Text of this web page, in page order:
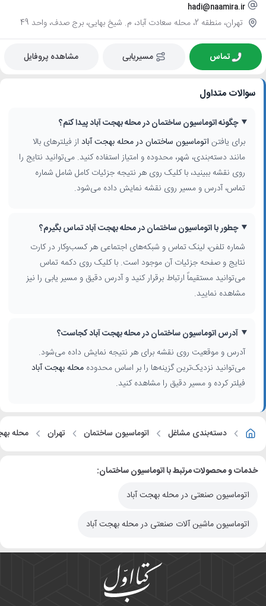
hadi@naamira.ir
تهران، منطقه 2، محله سعادت آباد، م. شیخ بهایی، برج صدف، واحد 49
تماس مسیریابی مشاهده پروفایل
سوالات متداول
چگونه اتوماسیون ساختمان در محله بهجت آباد پیدا کنم؟
برای یافتن اتوماسیون ساختمان در محله بهجت آباد از فیلترهای بالا
مانند دسته‌بندی، شهر، محدوده و امتیاز استفاده کنید. می‌توانید نتایج را
روی نقشه ببینید، با کلیک روی هر نتیجه جزئیات کامل شامل شماره
تماس، آدرس و مسیر روی نقشه نمایش داده می‌شود.
چطور با اتوماسیون ساختمان در محله بهجت آباد تماس بگیرم؟
شماره تلفن، لینک تماس و شبکه‌های اجتماعی هر کسب‌وکار در کارت
نتایج و صفحه جزئیات آن موجود است. با کلیک روی دکمه تماس
می‌توانید مستقیماً ارتباط برقرار کنید و آدرس دقیق و مسیر یابی را نیز
مشاهده نمایید.
آدرس اتوماسیون ساختمان در محله بهجت آباد کجاست؟
آدرس و موقعیت روی نقشه برای هر نتیجه نمایش داده می‌شود.
می‌توانید نزدیک‌ترین گزینه‌ها را بر اساس محدودهمحله بهجت آباد
فیلتر کرده و مسیر دقیق را مشاهده کنید.
دسته‌بندی مشاغل اتوماسیون ساختمان تهران محله
خدمات و محصولات مرتبط با اتوماسیون ساختمان:
اتوماسیون صنعتی در محله بهجت آباد
اتوماسیون ماشین آلات صنعتی در محله بهجت آباد